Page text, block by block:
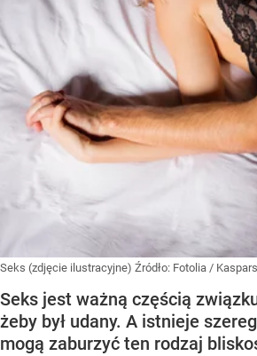
Seks (zdjęcie ilustracyjne) Źródło: Fotolia /
Seks jest ważną częścią
żeby był udany. A istnieje
mogą zaburzyć ten rodzaj